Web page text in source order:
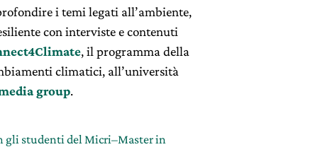
i temi legati all’ambiente,
con interviste e contenuti
, il programma della
climatici, all’università
group.
gli studenti del Micri–Master in